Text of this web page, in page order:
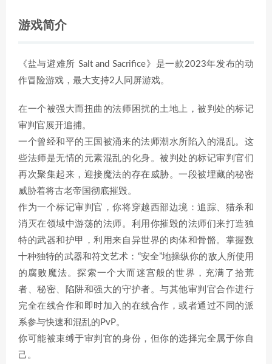
游戏简介
《盐与避难所 Salt and Sacrifice》是一款2023年发布的动
作冒险游戏，最大支持2人同屏游戏。
在一个被强大而扭曲的法师困扰的土地上，被判处的标记
审判官展开追捕。
一个曾经和平的王国被涌来的法师潮水所陷入的混乱。这
些法师是无情的元素混乱的化身。被判处的标记审判官们
再次聚集起来，迎接魔法的存在威胁。一段被埋藏的秘密
威胁着将古老帝国彻底摧毁。
作为一个标记审判官，你将穿越西部边境：追踪、猎杀和
消灭在领域中游荡的法师。利用你摧毁的法师们来打造独
特的武器和护甲，利用来自异世界的肉体和骨骼。掌握数
十种独特的武器和符文艺术：“安全”地操纵你的敌人所使用
的腐败魔法。探索一个大而迷宫般的世界，充满了拾荒
者、秘密、陷阱和强大的守护者。与其他审判官合作进行
完全在线合作和即时加入的在线合作，或者通过不同的派
系参与快速和混乱的PvP。
你可能被束缚于审判官的身份，但你的选择完全属于你自
己。